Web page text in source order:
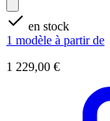
en stock
1 modèle à partir de
1 229,00 €